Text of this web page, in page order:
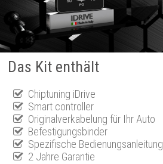
Das Kit enthält
Chiptuning iDrive
Smart controller
Originalverkabelung für Ihr Auto
Befestigungsbinder
Spezifische Bedienungsanleitung
2 Jahre Garantie